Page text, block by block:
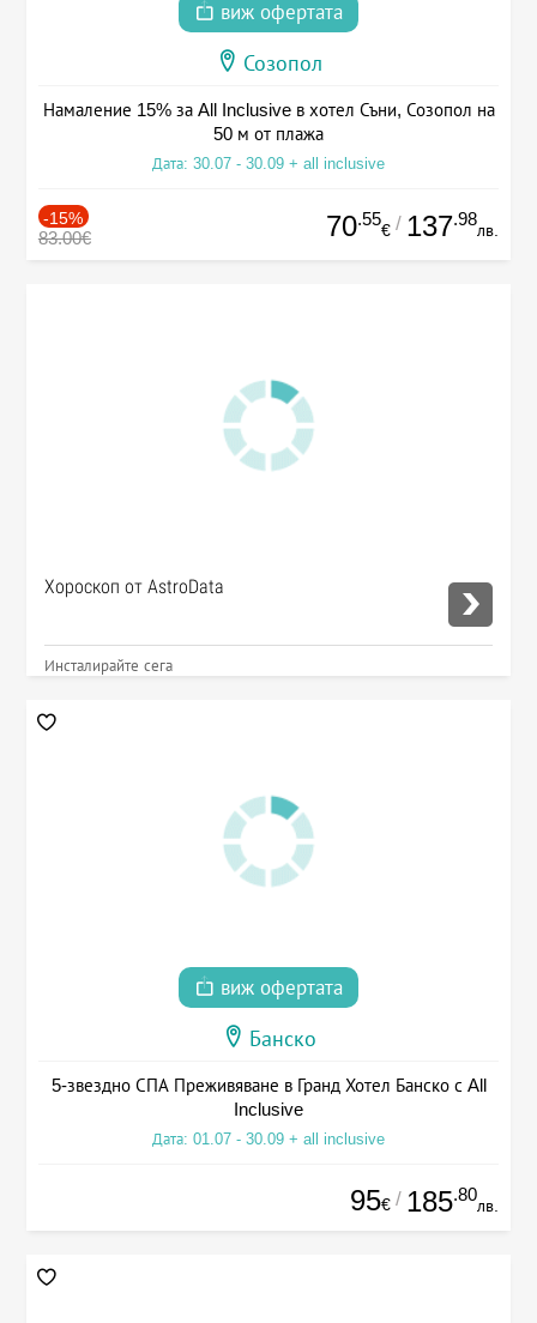
виж офертата
Созопол
Намаление 15% за All Inclusive в хотел Съни, Созопол на
50 м от плажа
Дата: 30.07 - 30.09 + all inclusive
-15%
83.00€ 70.55
€ / 137.98
лв.
Хороскоп от AstroData
Инсталирайте сега
виж офертата
Банско
5-звездно СПА Преживяване в Гранд Хотел Банско с All
Inclusive
Дата: 01.07 - 30.09 + all inclusive
95€ / 185.80
лв.